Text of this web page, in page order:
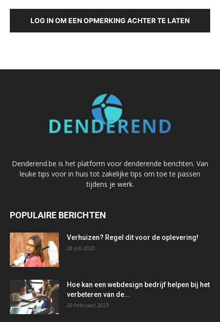
LOG IN OM EEN OPMERKING ACHTER TE LATEN
Denderend.be is het platform voor denderende berichten. Van
leuke tips voor in huis tot zakelijke tips om toe te passen
tijdens je werk.
POPULAIRE BERICHTEN
Verhuizen? Regel dit voor de oplevering!
28 juli 2020
Hoe kan een webdesign bedrijf helpen bij het
verbeteren van de...
20 februari 2023